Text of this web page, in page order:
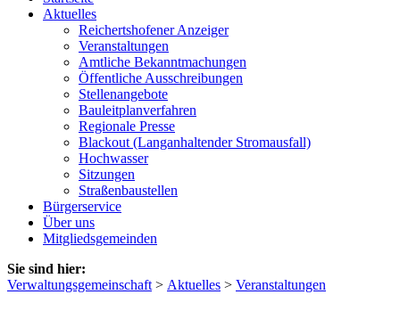
Aktuelles
Reichertshofener Anzeiger
Veranstaltungen
Amtliche Bekanntmachungen
Öffentliche Ausschreibungen
Stellenangebote
Bauleitplanverfahren
Regionale Presse
Blackout (Langanhaltender Stromausfall)
Hochwasser
Sitzungen
Straßenbaustellen
Bürgerservice
Über uns
Mitgliedsgemeinden
Sie sind hier:
Verwaltungsgemeinschaft > Aktuelles > Veranstaltungen